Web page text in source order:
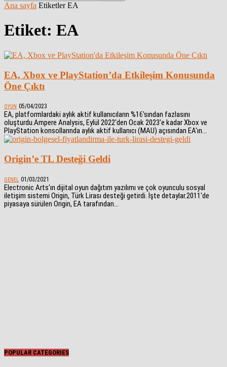
Ana sayfa Etiketler EA
Etiket: EA
EA, Xbox ve PlayStation’da Etkileşim Konusunda
Öne Çıktı
OYUN 05/04/2023
EA, platformlardaki aylık aktif kullanıcıların %16'sından fazlasını
oluşturdu.Ampere Analysis, Eylül 2022'den Ocak 2023'e kadar Xbox ve
PlayStation konsollarında aylık aktif kullanıcı (MAU) açısından EA'ın...
Origin’e TL Desteği Geldi
GENEL 01/03/2021
Electronic Arts'ın dijital oyun dağıtım yazılımı ve çok oyunculu sosyal
iletişim sistemi Origin, Türk Lirası desteği getirdi. İşte detaylar.2011'de
piyasaya sürülen Origin, EA tarafından...
POPULAR CATEGORIES